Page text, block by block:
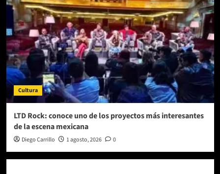
Cultura
LTD Rock: conoce uno de los proyectos más interesantes
de la escena mexicana
Diego Carrillo 1 agosto, 2026 0